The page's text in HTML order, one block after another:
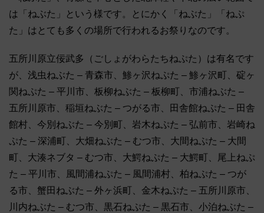
は「ねぶた」という様です。とにかく「ねぶた」「ねぷ
た」はとても多くの場所で行われるお祭りなのです。
五所川原立佞武多（ごしょがわらたちねぷた）は有名です
が、浅虫ねぶた – 青森市、鯵ヶ沢ねぷた – 鯵ヶ沢町、碇ヶ
関ねぷた – 平川市、板柳ねぶた – 板柳町、市浦ねぶた –
五所川原市、稲垣ねぶた – つがる市、田舎館ねぷた – 田舎
館村、今別ねぶた – 今別町、岩木ねぷた – 弘前市、岩崎ね
ぷた – 深浦町、大畑ねぶた – むつ市、大間ねぷた – 大間
町、大湊ネブタ – むつ市、大鰐ねぷた – 大鰐町、尾上ねぷ
た – 平川市、風間浦ねぷた – 風間浦村、柏ねぷた – つが
る市、蟹田ねぶた – 外ヶ浜町、金木ねぷた – 五所川原市、
川内ねぶた – むつ市、黒石ねぷた – 黒石市、小泊ねぶた –